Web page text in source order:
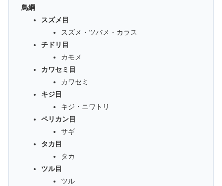
鳥綱
スズメ目
スズメ・ツバメ・カラス
チドリ目
カモメ
カワセミ目
カワセミ
キジ目
キジ・ニワトリ
ペリカン目
サギ
タカ目
タカ
ツル目
ツル